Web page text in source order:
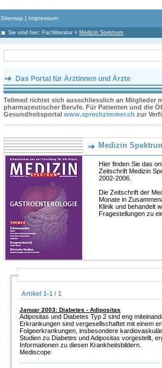
Sitemap | Impressum
Sie sind hier: Fachliteratur » Medizin Spektrum
Das Portal für Ärztinnen und Ärzte
Tellmed richtet sich ausschliesslich an Mitglieder
pharmazeutischer Berufe. Für Patienten und die
Gesundheitsportal www.sprechzimmer.ch zur
Medizin
Hier finden Sie das
Zeitschrift Medizin
2002-2006.
Die Zeitschrift der
Monate in
Klinik und behandelt
Fragestellungen zu
Artikel 1-1 / 1
Januar 2003: Diabetes - Adipositas
Adipositas und Diabetes Typ 2 sind eng
Erkrankungen sind vergesellschaftet mit einem
Folgeerkrankungen, insbesondere
Studien zu Diabetes und Adipositas vorgestellt,
Informationen zu diesen Krankheitsbildern.
Mediscope